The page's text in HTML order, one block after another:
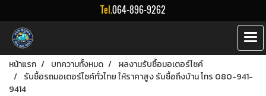
Tel.064-896-9262
หน้าแรก บทความทั้งหมด
ผลงานรับซื้อมอเตอร์ไซค์
รับซื้อรถมอเตอร์ไซค์ทั่วไทย ให้ราคาสูง รับซื้อถึงบ้าน โทร 080-941-
9414